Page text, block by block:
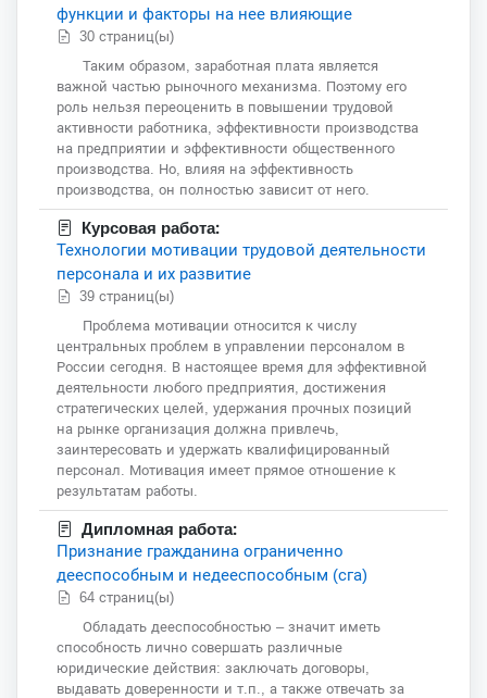
функции и факторы на нее влияющие
30 страниц(ы)
Таким образом, заработная плата является
важной частью рыночного механизма. Поэтому его
роль нельзя переоценить в повышении трудовой
активности работника, эффективности производства
на предприятии и эффективности общественного
производства. Но, влияя на эффективность
производства, он полностью зависит от него.
Курсовая работа:
Технологии мотивации трудовой деятельности
персонала и их развитие
39 страниц(ы)
Проблема мотивации относится к числу
центральных проблем в управлении персоналом в
России сегодня. В настоящее время для эффективной
деятельности любого предприятия, достижения
стратегических целей, удержания прочных позиций
на рынке организация должна привлечь,
заинтересовать и удержать квалифицированный
персонал. Мотивация имеет прямое отношение к
результатам работы.
Дипломная работа:
Признание гражданина ограниченно
дееспособным и недееспособным (сга)
64 страниц(ы)
Обладать дееспособностью – значит иметь
способность лично совершать различные
юридические действия: заключать договоры,
выдавать доверенности и т.п., а также отвечать за